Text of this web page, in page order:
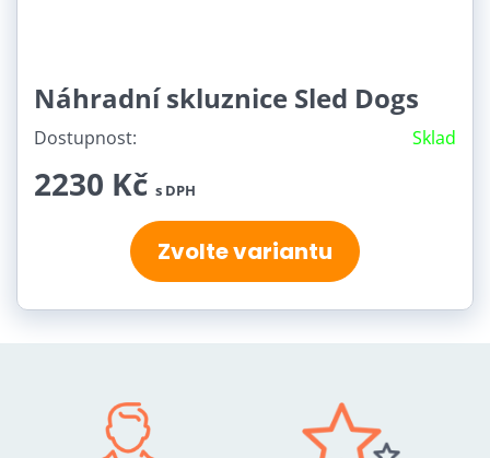
Náhradní skluznice Sled Dogs
Dostupnost: Sklad
2230 Kč s DPH
Zvolte variantu